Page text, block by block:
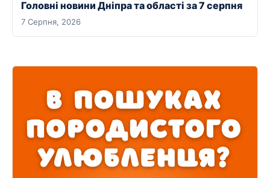
Головні новини Дніпра та області за 7 серпня
7 Серпня, 2026